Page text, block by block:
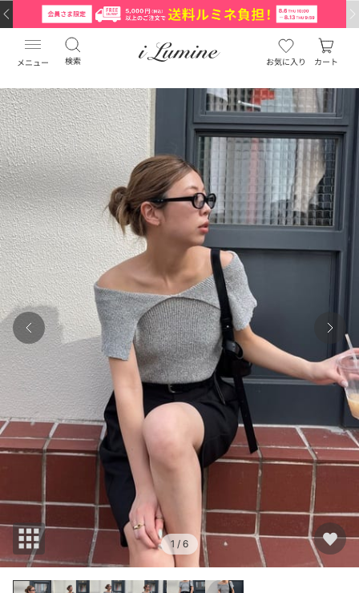
メニュー 検索 お気に入り カート
1 / 6